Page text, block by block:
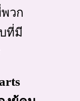
วก
ที่มี